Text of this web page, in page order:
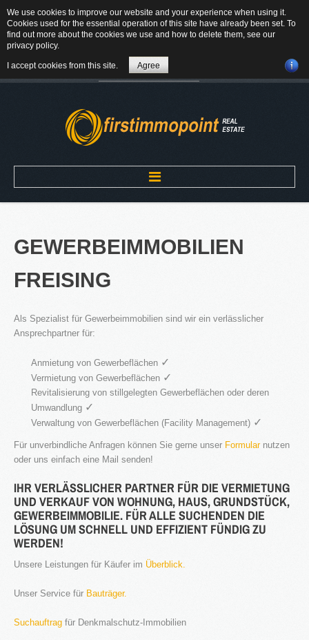
84184 Tiefenbach - Am Winkl 6
MAIL
ÜBER UNS
Firstimmopoint ®ist eine Vertriebsorganisation für den Verkauf von
und Privatleuten organisieren wir den Verkauf von Wohnungen und
Gewerbeflächen.
WEITERLESEN
GEWINNBRINGENDE
IDEENFÜR
IMMOBILIENVERKAUF
NEWS
16.SEPT.2016
GEWERBEIMMOBILIEN
FREISING
Als Spezialist für Gewerbeimmobilien sind wir ein verlässlicher
Ansprechpartner für:
Anmietung von Gewerbeflächen ✓
Vermietung von Gewerbeflächen ✓
Revitalisierung von stillgelegten Gewerbeflächen oder deren
Umwandlung ✓
Verwaltung von Gewerbeflächen (Facility Management) ✓
Für unverbindliche Anfragen können Sie gerne unser Formular nutzen
oder uns einfach eine Mail senden!
IHR VERLÄSSLICHER PARTNER FÜR DIE VERMIETUNG
UND VERKAUF VON WOHNUNG, HAUS, GRUNDSTÜCK,
GEWERBEIMMOBILIE. FÜR ALLE SUCHENDEN DIE
LÖSUNG UM SCHNELL UND EFFIZIENT FÜNDIG ZU
WERDEN!
Unsere Leistungen für Käufer im Überblick.
Unser Service für Bauträger.
Suchauftrag für Denkmalschutz-Immobilien
We use cookies to improve our website and your experience when using it.
Cookies used for the essential operation of this site have already been set. To
find out more about the cookies we use and how to delete them, see our
privacy policy.
I accept cookies from this site. Agree